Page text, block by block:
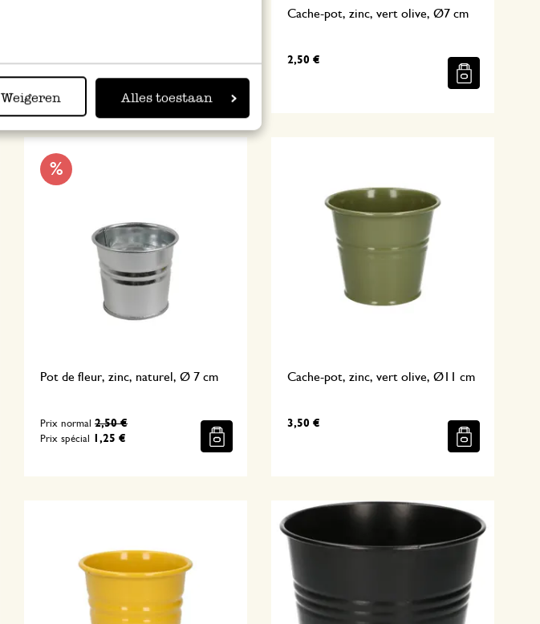
Weigeren Alles toestaan
5,50 €
Cache-pot, zinc, vert olive, Ø7 cm
2,50 €
%
Pot de fleur, zinc, naturel, Ø 7 cm
Prix spécial 1,25 €
Prix normal 2,50 €
Cache-pot, zinc, vert olive, Ø11 cm
3,50 €